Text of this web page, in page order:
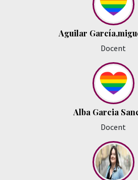
Aguilar
Docent
Alba Garcia
Docent